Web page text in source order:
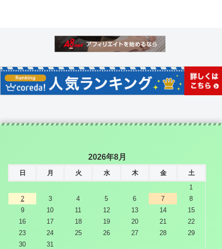
2026年8月
日 月 火 水 木 金
土
1
2
3 4 5 6 7
8
9
10 11 12 13 14
15
16
17 18 19 20 21
22
23
24 25 26 27 28
29
30
31